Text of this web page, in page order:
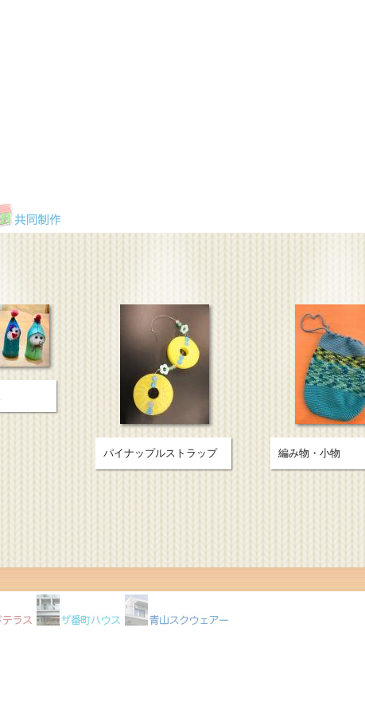
パイナップルストラップ 編み物・小物